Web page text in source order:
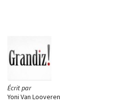
Écrit par
Yoni Van Looveren